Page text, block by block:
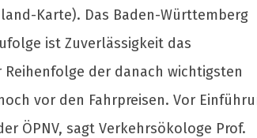
Karte). Das Baden-Württemberg
ist Zuverlässigkeit das
der danach wichtigsten
vor den Fahrpreisen. Vor
ÖPNV, sagt Verkehrsökologe Prof.